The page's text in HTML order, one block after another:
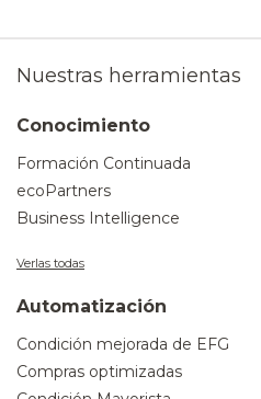
Nuestras herramientas
Conocimiento
Formación Continuada
ecoPartners
Business Intelligence
Verlas todas
Automatización
Condición mejorada de EFG
Compras optimizadas